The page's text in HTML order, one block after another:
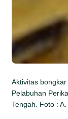
Aktivitas
Pelabuhan
Tengah. Foto :